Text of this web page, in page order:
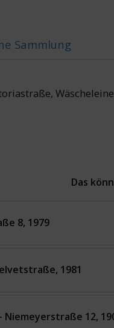
Sammlung
,Wäscheleine
Das
8, 1979
1981
Niemeyerstraße 12,